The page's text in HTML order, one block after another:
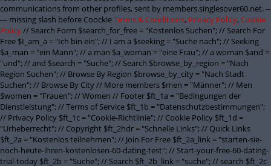
communications from other profiles, sent by members.singlesover60.net. --
--- missing slash before CoockieTerms & Conditions, Privacy Policy, Cookie
Policy// Search Form $search_for_free = "Kostenlos Suchen"; // Search For
Free $I_am_a = "Ich bin ein"; // I am a $seeking = "Suche nach"; // Seeking
$a_man = "ein Mann"; // a man $a_woman = "eine Frau"; // a woman $and =
"und"; // and $search = "Suche"; // Search $browse_by_region = "Nach
Region Suchen"; // Browse By Region $browse_by_city = "Nach Stadt
Suchen"; // Browse By City // More members $men = "Männer"; // Men
$women = "Frauen"; // Women // Footer $ft_1a = "Bedingungen der
Dienstleistung"; // Terms of Service $ft_1b = "Datenschutzbestimmungen";
// Privacy Policy $ft_1c = "Cookie-Richtlinie"; // Cookie Policy $ft_1d =
"Urheberrecht"; // Copyright $ft_2hdr = "Schnelle Links"; // Quick Links
$ft_2a = "Kostenlos teilnehmen"; // Join For Free $ft_2a_link = "starten-sie-
noch-heute-ihren-kostenlosen-60-dating-test"; // Start-your-free-60-dating-
trial-today $ft_2b = "Suche"; // Search $ft_2b_link = "suche"; // search $ft_2c